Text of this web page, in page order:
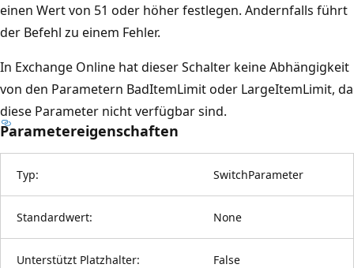
einen Wert von 51 oder höher festlegen. Andernfalls führt
der Befehl zu einem Fehler.
In Exchange Online hat dieser Schalter keine Abhängigkeit
von den Parametern BadItemLimit oder LargeItemLimit, da
diese Parameter nicht verfügbar sind.
Parametereigenschaften
Typ: SwitchParameter
Standardwert: None
Unterstützt Platzhalter: False